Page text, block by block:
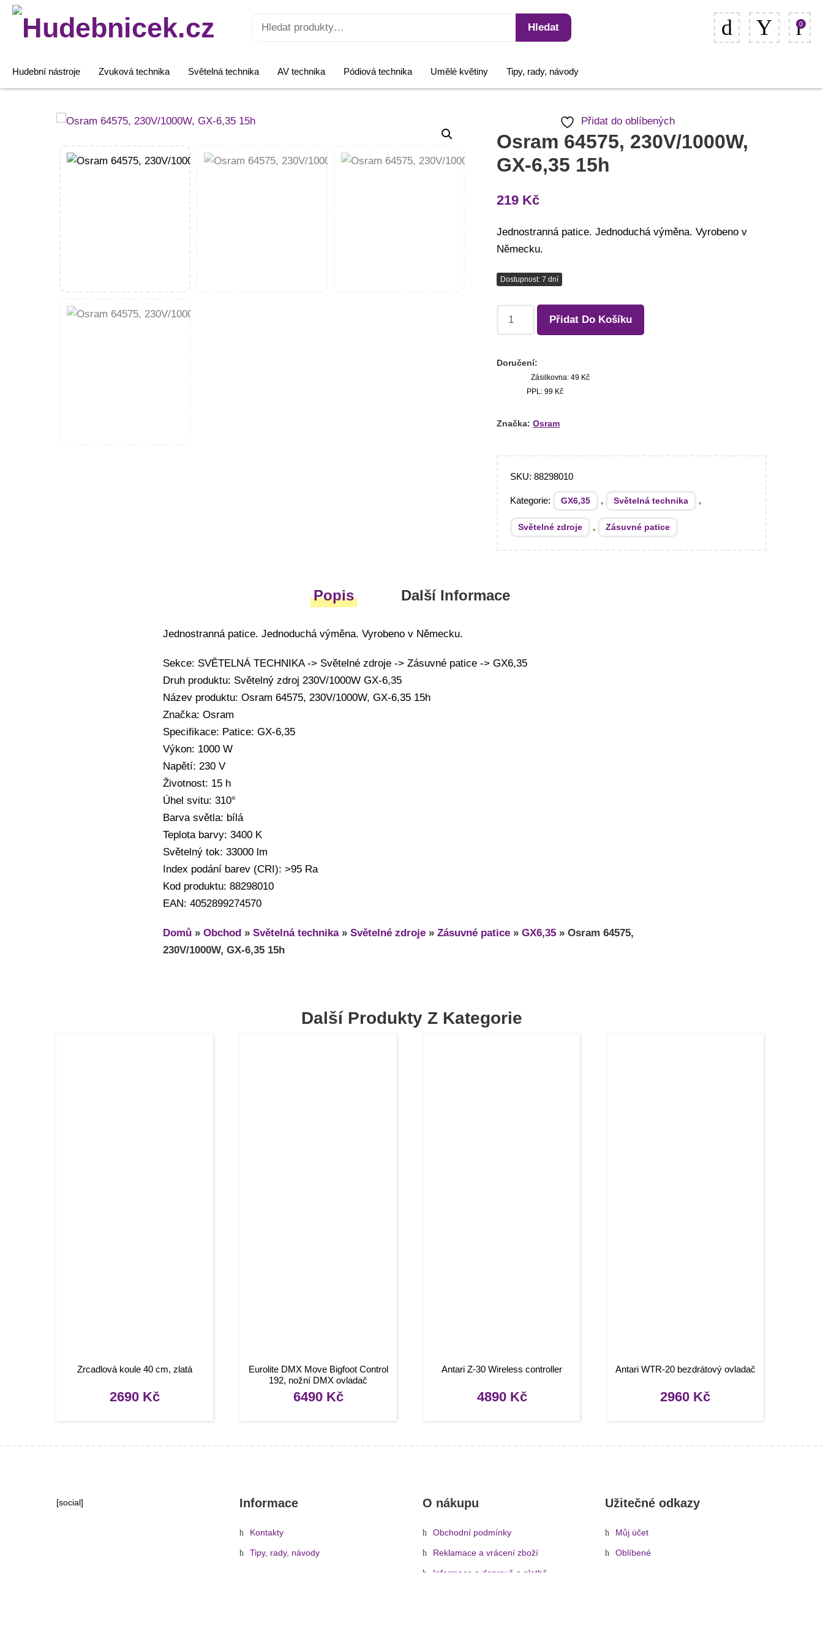
Hledat:
Hledat 0
Hudební nástroje Zvuková technika Světelná technika AV technika Pódiová technika Umělé květiny Tipy, rady, návody
Přidat do oblíbených
Osram 64575, 230V/1000W,
GX-6,35 15h
219 Kč
Jednostranná patice. Jednoduchá výměna. Vyrobeno v
Německu.
Dostupnost: 7 dní
Osram
230V/1000W,
Přidat Do Košíku
Doručení:
Zásilkovna: 49 Kč
PPL: 99 Kč
Značka: Osram
SKU:88298010
Kategorie: GX6,35 , Světelná technika ,
Světelné zdroje , Zásuvné patice
Popis Další Informace
Jednostranná patice. Jednoduchá výměna. Vyrobeno v Německu.
Sekce: SVĚTELNÁ TECHNIKA -> Světelné zdroje -> Zásuvné patice -> GX6,35
Druh produktu: Světelný zdroj 230V/1000W GX-6,35
Název produktu: Osram 64575, 230V/1000W, GX-6,35 15h
Značka: Osram
Specifikace: Patice: GX-6,35
Výkon: 1000 W
Napětí: 230 V
Životnost: 15 h
Úhel svitu: 310°
Barva světla: bílá
Teplota barvy: 3400 K
Světelný tok: 33000 lm
Index podání barev (CRI): >95 Ra
Kod produktu: 88298010
EAN: 4052899274570
Domů » Obchod » Světelná technika» Světelné zdroje » Zásuvné patice » GX6,35 » Osram 64575,
230V/1000W, GX-6,35 15h
Další Produkty Z Kategorie
Zrcadlová koule 40 cm, zlatá
2690 Kč
Eurolite DMX Move Bigfoot Control
192, nožní DMX ovladač
6490 Kč
Antari Z-30 Wireless controller
4890 Kč
Antari WTR-20 bezdrátový ovladač
2960 Kč
[social] Informace
Kontakty
Tipy, rady, návody
O nákupu
Obchodní podmínky
Reklamace a vrácení zboží
Informace o dopravě a platbě
Užitečné odkazy
Můj účet
Oblíbené